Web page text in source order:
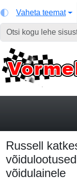
Vaheta teemat
Russell
võidulainele